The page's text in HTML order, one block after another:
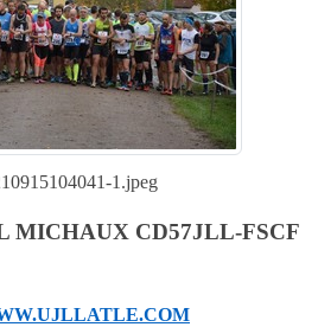
MICHAUX CD57JLL-FSCF